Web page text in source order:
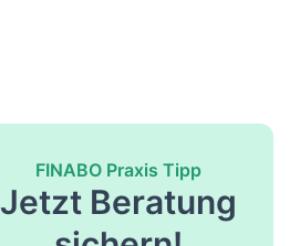
FINABO Praxis Tipp
Jetzt Beratung